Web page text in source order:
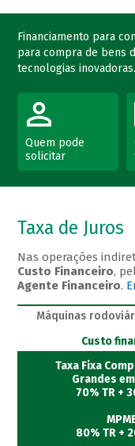
Financiamento para
para compra de bens
tecnologias inovadoras.
Quem pode
solicitar
Taxa de Juros
Nas operações
Custo Financeiro,
Agente Financeiro.
Máquinas
Custo
Taxa Fixa
Grandes
70% TR +
80% TR +